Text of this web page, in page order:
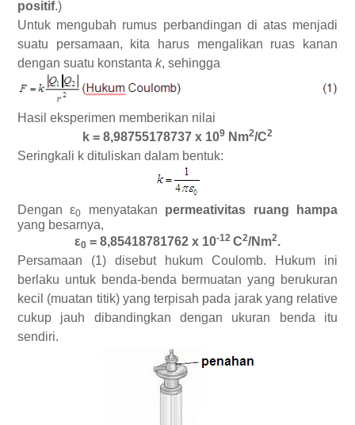
positif.)
Untuk mengubah rumus perbandingan di atas menjadi
suatu persamaan, kita harus mengalikan ruas kanan
dengan suatu konstanta k, sehingga
Hasil eksperimen memberikan nilai
k = 8,98755178737 x 109 Nm2/C2
Seringkali k dituliskan dalam bentuk:
Dengan ε0 menyatakan permeativitas ruang hampa
yang besarnya,
ε0 = 8,85418781762 x 10-12 C2/Nm2.
Persamaan (1) disebut hukum Coulomb. Hukum ini
berlaku untuk benda-benda bermuatan yang berukuran
kecil (muatan titik) yang terpisah pada jarak yang relative
cukup jauh dibandingkan dengan ukuran benda itu
sendiri.